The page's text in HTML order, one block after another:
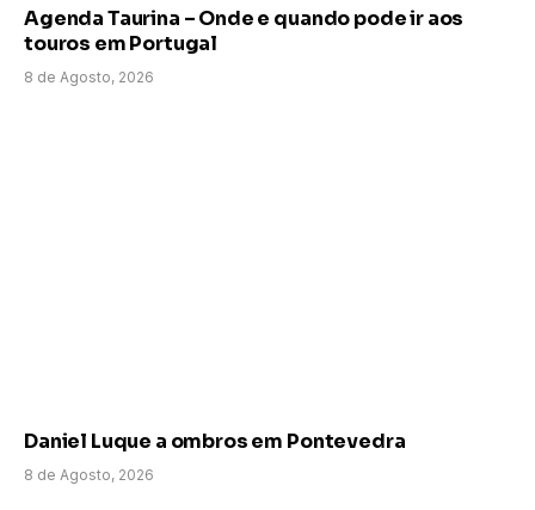
Agenda Taurina – Onde e quando pode ir aos
touros em Portugal
8 de Agosto, 2026
Daniel Luque a ombros em Pontevedra
8 de Agosto, 2026